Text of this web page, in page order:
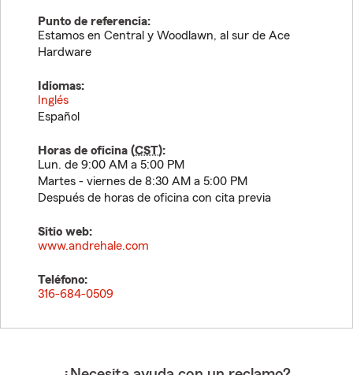
Punto de referencia:
Estamos en Central y Woodlawn, al sur de Ace
Hardware
Idiomas:
Inglés
Español
Horas de oficina (CST):
Lun. de 9:00 AM a 5:00 PM
Martes - viernes de 8:30 AM a 5:00 PM
Después de horas de oficina con cita previa
Sitio web:
www.andrehale.com
Teléfono:
316-684-0509